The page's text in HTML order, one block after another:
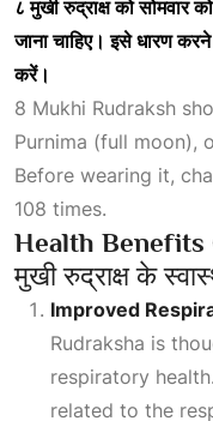
८मुखीरुद्राक्षकोसोमवार
जानाचाहिए।इसेधारण
करें।
8 Mukhi Rudraksh
Purnima (full moon),
Before wearing it,
108 times.
Health Benefits
मुखी रुद्राक्ष के
Improved
Rudraksha is
respiratory
related to the